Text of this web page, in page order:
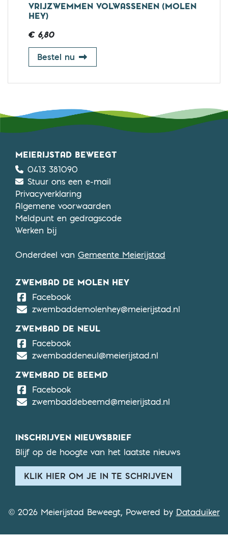
VRIJZWEMMEN VOLWASSENEN (MOLEN
HEY)
€ 6,80
Bestel nu vrijzwemmen volwassenen (Molen
MEIERIJSTAD BEWEEGT
0413 381090
Stuur ons een e-mail
Privacyverklaring
Algemene voorwaarden
Meldpunt en gedragscode
Werken bij
Onderdeel van Gemeente Meierijstad
ZWEMBAD DE MOLEN HEY
FacebookDe Molen Hey
zwembaddemolenhey@meierijstad.nl
ZWEMBAD DE NEUL
FacebookDe Neul
zwembaddeneul@meierijstad.nl
ZWEMBAD DE BEEMD
FacebookDe Beemd
zwembaddebeemd@meierijstad.nl
INSCHRIJVEN NIEUWSBRIEF
Blijf op de hoogte van het laatste nieuws
KLIK HIER OM JE IN TE SCHRIJVEN
© 2026 Meierijstad Beweegt, Powered by Dataduiker